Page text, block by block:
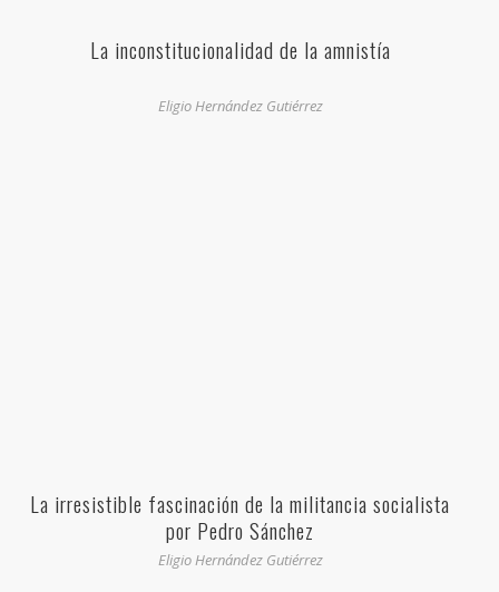
La inconstitucionalidad de la amnistía
Eligio Hernández Gutiérrez
La irresistible fascinación de la militancia socialista
por Pedro Sánchez
Eligio Hernández Gutiérrez